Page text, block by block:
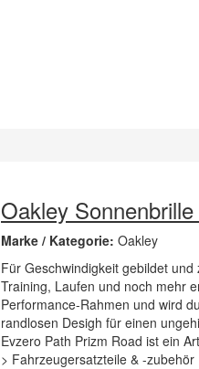
Oakley
Marke / Kategorie: Oakley
Für Geschwindigkeit gebildet
Training, Laufen und noch mehr
Performance-Rahmen und wird
randlosen Desigh für einen
Evzero Path Prizm Road ist ein
> Fahrzeugersatzteile & -